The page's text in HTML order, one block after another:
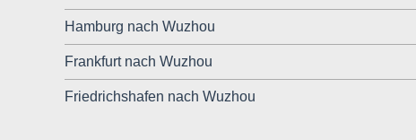
Hamburg nach Wuzhou
Frankfurt nach Wuzhou
Friedrichshafen nach Wuzhou